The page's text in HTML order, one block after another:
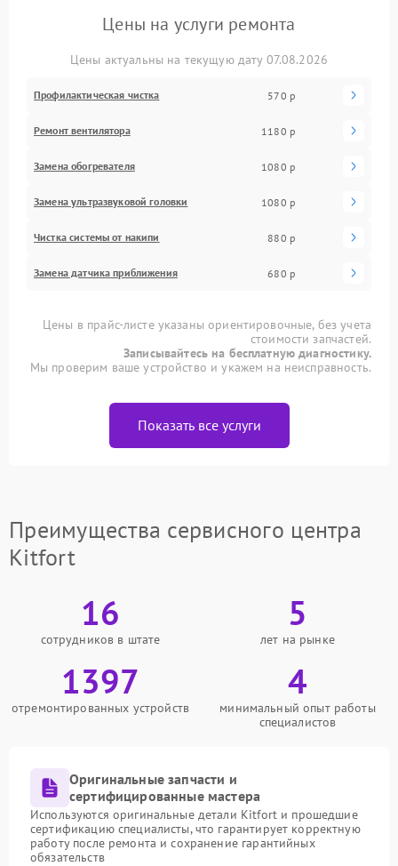
Цены на услуги ремонта
Цены актуальны на текущую дату 07.08.2026
Профилактическая чистка 570 р
Ремонт вентилятора 1180 р
Замена обогревателя 1080 р
Замена ультразвуковой головки 1080 р
Чистка системы от накипи 880 р
Замена датчика приближения 680 р
Цены в прайс-листе указаны ориентировочные, без учета
стоимости запчастей.
Записывайтесь на бесплатную диагностику.
Мы проверим ваше устройство и укажем на неисправность.
Показать все услуги
Преимущества сервисного центра
Kitfort
16
сотрудников в штате
5
лет на рынке
1397
отремонтированных устройств
4
минимальный опыт работы
специалистов
Оригинальные запчасти и
сертифицированные мастера
Используются оригинальные детали Kitfort и прошедшие
сертификацию специалисты, что гарантирует корректную
работу после ремонта и сохранение гарантийных
обязательств